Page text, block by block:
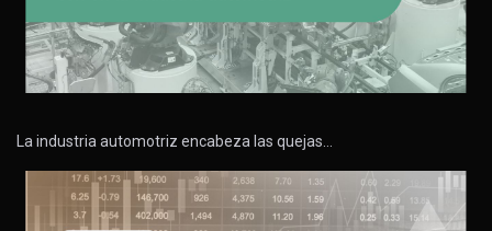
La industria automotriz encabeza las quejas…